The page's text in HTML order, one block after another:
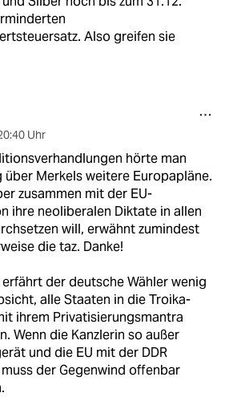
Also greifen sie
Uhr
hörte man
über Merkels weitere Europapläne.
zusammen mit der EU-
ihre neoliberalen Diktate in allen
will, erwähnt zumindest
die taz. Danke!
der deutsche Wähler wenig
alle Staaten in die Troika-
ihrem Privatisierungsmantra
Wenn die Kanzlerin so außer
und die EU mit der DDR
der Gegenwind offenbar